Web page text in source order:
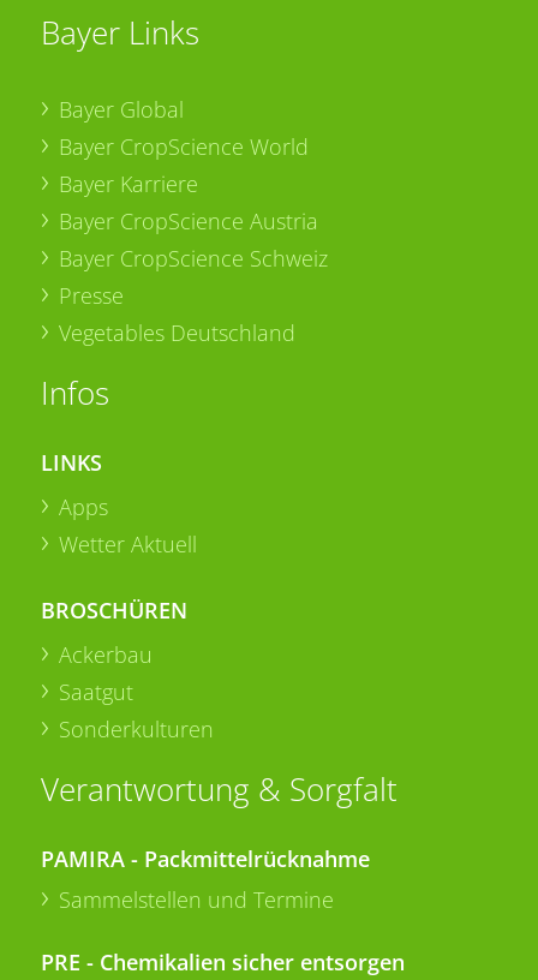
Bayer Links
Bayer Global
Bayer CropScience World
Bayer Karriere
Bayer CropScience Austria
Bayer CropScience Schweiz
Presse
Vegetables Deutschland
Infos
LINKS
Apps
Wetter Aktuell
BROSCHÜREN
Ackerbau
Saatgut
Sonderkulturen
Verantwortung & Sorgfalt
PAMIRA - Packmittelrücknahme
Sammelstellen und Termine
PRE - Chemikalien sicher entsorgen